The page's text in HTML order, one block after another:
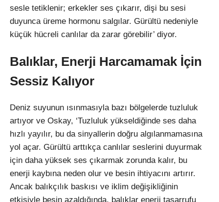
sesle tetiklenir; erkekler ses çıkarır, dişi bu sesi
duyunca üreme hormonu salgılar. Gürültü nedeniyle
küçük hücreli canlılar da zarar görebilir’ diyor.
Balıklar, Enerji Harcamamak İçin
Sessiz Kalıyor
Deniz suyunun ısınmasıyla bazı bölgelerde tuzluluk
artıyor ve Oskay, ‘Tuzluluk yükseldiğinde ses daha
hızlı yayılır, bu da sinyallerin doğru algılanmamasına
yol açar. Gürültü arttıkça canlılar seslerini duyurmak
için daha yüksek ses çıkarmak zorunda kalır, bu
enerji kaybına neden olur ve besin ihtiyacını artırır.
Ancak balıkçılık baskısı ve iklim değişikliğinin
etkisiyle besin azaldığında, balıklar enerji tasarrufu